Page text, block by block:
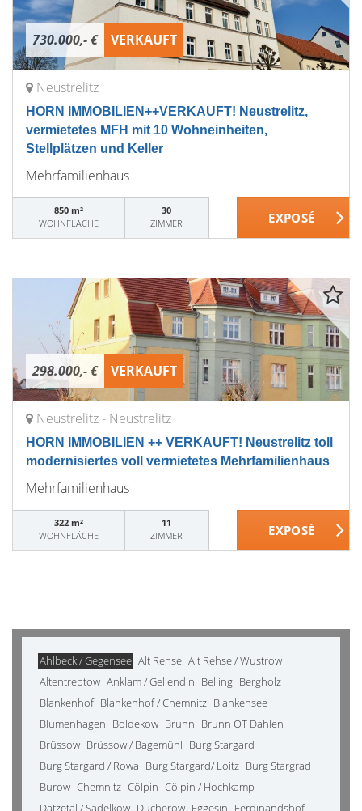
730.000,- € VERKAUFT
Neustrelitz
HORN IMMOBILIEN++VERKAUFT! Neustrelitz,
vermietetes MFH mit 10 Wohneinheiten,
Stellplätzen und Keller
Mehrfamilienhaus
850 m²
WOHNFLÄCHE
30
ZIMMER
298.000,- € VERKAUFT
Neustrelitz - Neustrelitz
HORN IMMOBILIEN ++ VERKAUFT! Neustrelitz toll
modernisiertes voll vermietetes Mehrfamilienhaus
Mehrfamilienhaus
322 m²
WOHNFLÄCHE
11
ZIMMER
Ahlbeck / Gegensee Alt Rehse Alt Rehse / Wustrow
Altentreptow Anklam / Gellendin Belling Bergholz
Blankenhof Blankenhof / Chemnitz Blankensee
Blumenhagen Boldekow Brunn Brunn OT Dahlen
Brüssow Brüssow / Bagemühl Burg Stargard
Burg Stargard / Rowa Burg Stargard/ Loitz Burg Stargrad
Burow Chemnitz Cölpin Cölpin / Hochkamp
Datzetal / Sadelkow Ducherow Eggesin Ferdinandshof